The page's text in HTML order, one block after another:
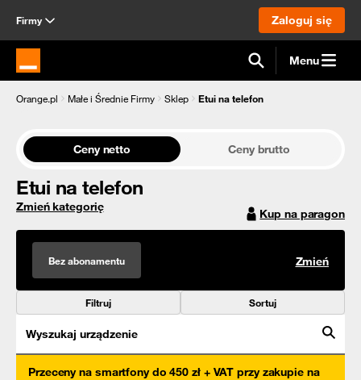
Firmy Zaloguj się
Strona główna Orange.pl Menu
Orange.pl Małe i Średnie Firmy Sklep Etui na telefon
Ceny netto Ceny brutto
Etui na telefon
Zmień kategorię Kup na paragon
Bez abonamentu Zmień
Filtruj Sortuj
Wyszukaj urządzenie
Przeceny na smartfony do 450 zł + VAT przy zakupie na